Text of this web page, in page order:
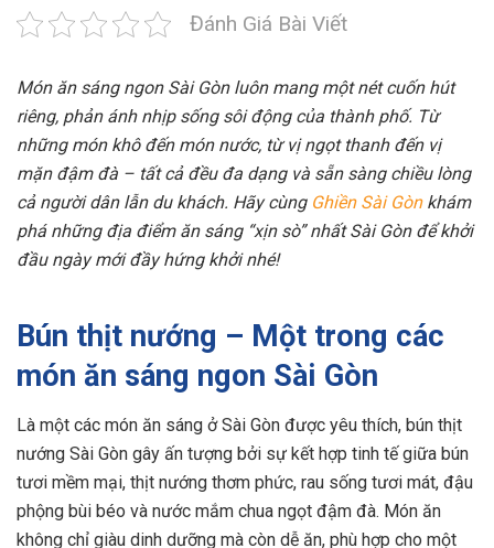
Đánh Giá Bài Viết
Món ăn sáng ngon Sài Gòn luôn mang một nét cuốn hút
riêng, phản ánh nhịp sống sôi động của thành phố. Từ
những món khô đến món nước, từ vị ngọt thanh đến vị
mặn đậm đà – tất cả đều đa dạng và sẵn sàng chiều lòng
cả người dân lẫn du khách. Hãy cùng Ghiền Sài Gònkhám
phá những địa điểm ăn sáng “xịn sò” nhất Sài Gòn để khởi
đầu ngày mới đầy hứng khởi nhé!
Bún thịt nướng – Một trong các
món ăn sáng ngon Sài Gòn
Là một các món ăn sáng ở Sài Gòn được yêu thích, bún thịt
nướng Sài Gòn gây ấn tượng bởi sự kết hợp tinh tế giữa bún
tươi mềm mại, thịt nướng thơm phức, rau sống tươi mát, đậu
phộng bùi béo và nước mắm chua ngọt đậm đà. Món ăn
không chỉ giàu dinh dưỡng mà còn dễ ăn, phù hợp cho một